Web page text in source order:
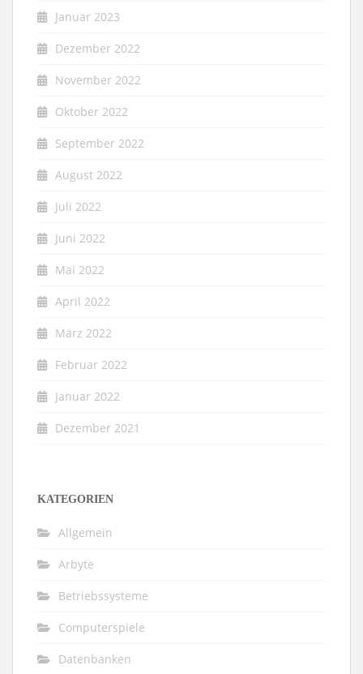
Januar 2023
Dezember 2022
November 2022
Oktober 2022
September 2022
August 2022
Juli 2022
Juni 2022
Mai 2022
April 2022
März 2022
Februar 2022
Januar 2022
Dezember 2021
KATEGORIEN
Allgemein
Arbyte
Betriebssysteme
Computerspiele
Datenbanken